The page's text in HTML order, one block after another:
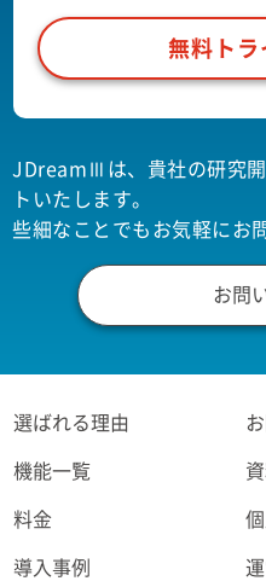
無料トラ
JDreamⅢは、貴社の研究
トいたします。
些細なことでもお気軽にお
お問
選ばれる理由
機能一覧
料金
導入事例